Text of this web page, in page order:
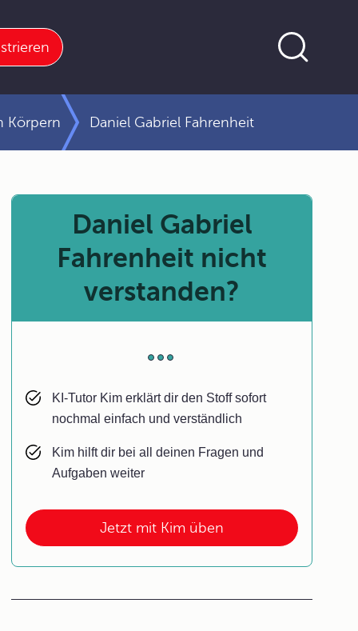
Körpern Daniel Gabriel Fahrenheit
Jetzt mit Kim üben
Daniel Gabriel
Fahrenheit nicht
verstanden?
KI-Tutor Kim erklärt dir den Stoff sofort
nochmal einfach und verständlich
Kim hilft dir bei all deinen Fragen und
Aufgaben weiter